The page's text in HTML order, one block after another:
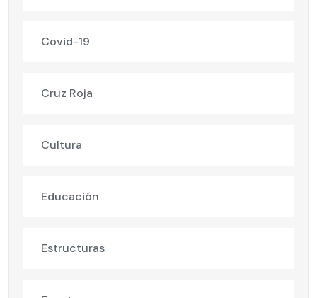
Covid-19
Cruz Roja
Cultura
Educación
Estructuras